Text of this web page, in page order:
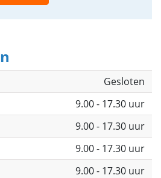
Gesloten
9.00 - 17.30 uur
9.00 - 17.30 uur
9.00 - 17.30 uur
9.00 - 17.30 uur